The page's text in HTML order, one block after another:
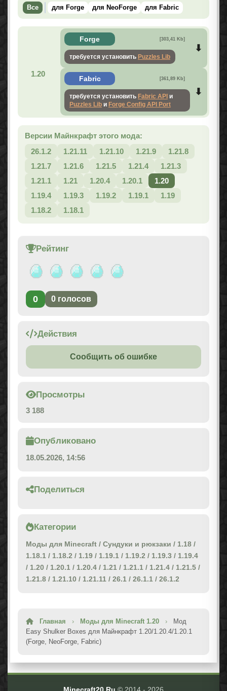
Все для Forge для NeoForge для Fabric
1.20
Forge [303,41 Kb]
требуется установить Puzzles Lib
Fabric [361,89 Kb]
требуется установить Fabric API и
Puzzles Lib и Forge Config API Port
Версии Майнкрафт этого мода:
26.1.2
1.21.11 1.21.10 1.21.9
1.21.8
1.21.7
1.21.6 1.21.5 1.21.4
1.21.3
1.21.1
1.21 1.20.4 1.20.1
1.20
1.19.4
1.19.3 1.19.2 1.19.1
1.19
1.18.2
1.18.1
Рейтинг
0 0 голосов
Действия
Сообщить об ошибке
Просмотры
3 188
Опубликовано
18.05.2026, 14:56
Поделиться
Категории
Моды для Minecraft / Сундуки и рюкзаки / 1.18 /
1.18.1 / 1.18.2 / 1.19 / 1.19.1 / 1.19.2 / 1.19.3 / 1.19.4
/ 1.20 / 1.20.1 / 1.20.4 / 1.21 / 1.21.1 / 1.21.4 / 1.21.5 /
1.21.8 / 1.21.10 / 1.21.11 / 26.1 / 26.1.1 / 26.1.2
Главная › Моды для Minecraft 1.20 ›
Мод
Easy Shulker Boxes для Майнкрафт 1.20/1.20.4/1.20.1
(Forge, NeoForge, Fabric)